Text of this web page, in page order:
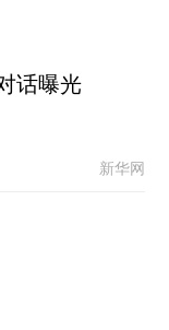
话曝光
新华网